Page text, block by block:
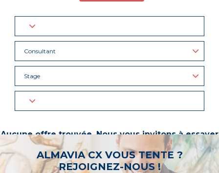
Consultant
Stage
Aucune offre trouvée. Nous vous invitons à essayer
d’autres mots-clés ou à sélectionner un « métier ».
ALMAVIA CX VOUS TENTE ?
REJOIGNEZ-NOUS !